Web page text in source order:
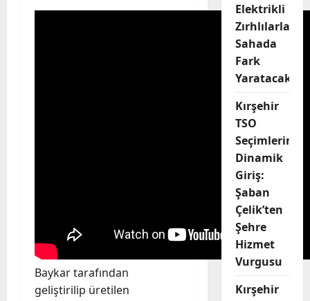
Baykar tarafından
geliştirilip üretilen
Elektrikli
Zırhlılarla
Sahada
Fark
Yaratacak
Kırşehir
TSO
Seçimlerine
Dinamik
Giriş:
Şaban
Çelik’ten
Şehre
Hizmet
Vurgusu
Kırşehir